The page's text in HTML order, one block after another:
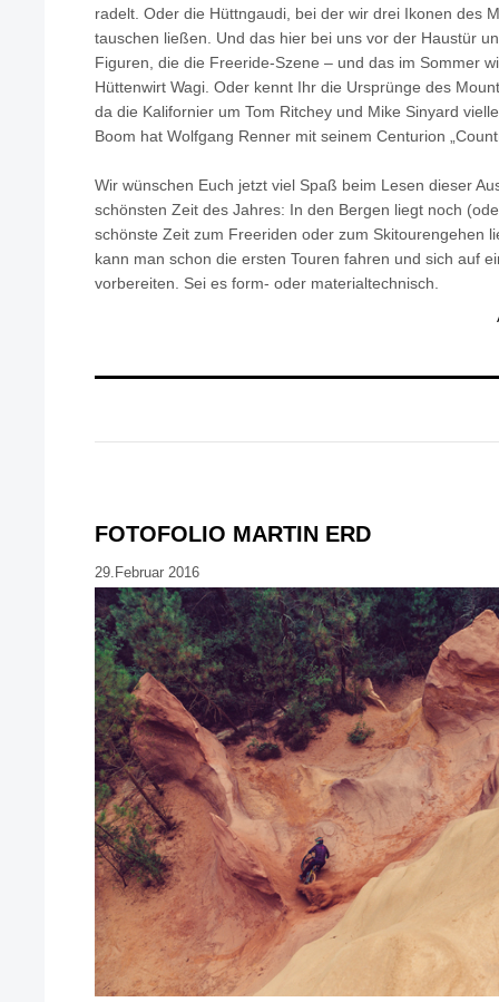
radelt. Oder die Hüttngaudi, bei der wir drei Ikonen des
tauschen ließen. Und das hier bei uns vor der Haustür
Figuren, die die Freeride-Szene – und das im Sommer
Hüttenwirt Wagi. Oder kennt Ihr die Ursprünge des
da die Kalifornier um Tom Ritchey und Mike Sinyard
Boom hat Wolfgang Renner mit seinem Centurion
Wir wünschen Euch jetzt viel Spaß beim Lesen dieser
schönsten Zeit des Jahres: In den Bergen liegt noch
schönste Zeit zum Freeriden oder zum Skitourengehen
kann man schon die ersten Touren fahren und sich auf
vorbereiten. Sei es form- oder materialtechnisch.
FOTOFOLIO MARTIN ERD
29.Februar 2016